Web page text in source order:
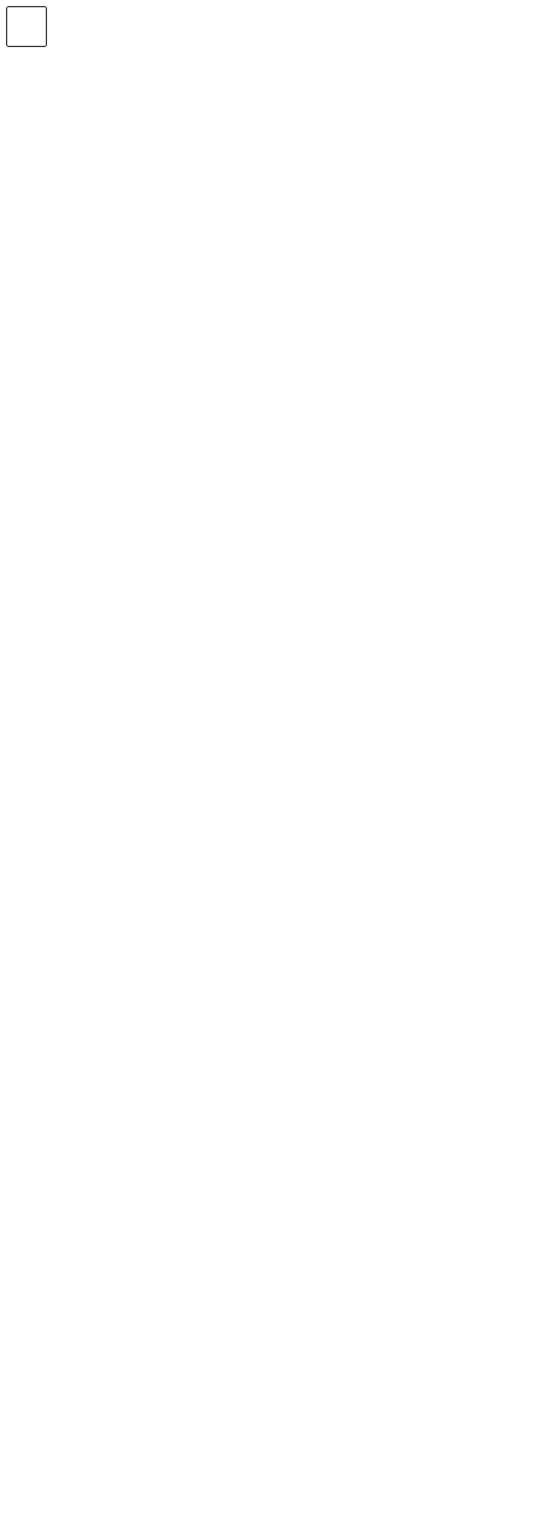
コ
ナ